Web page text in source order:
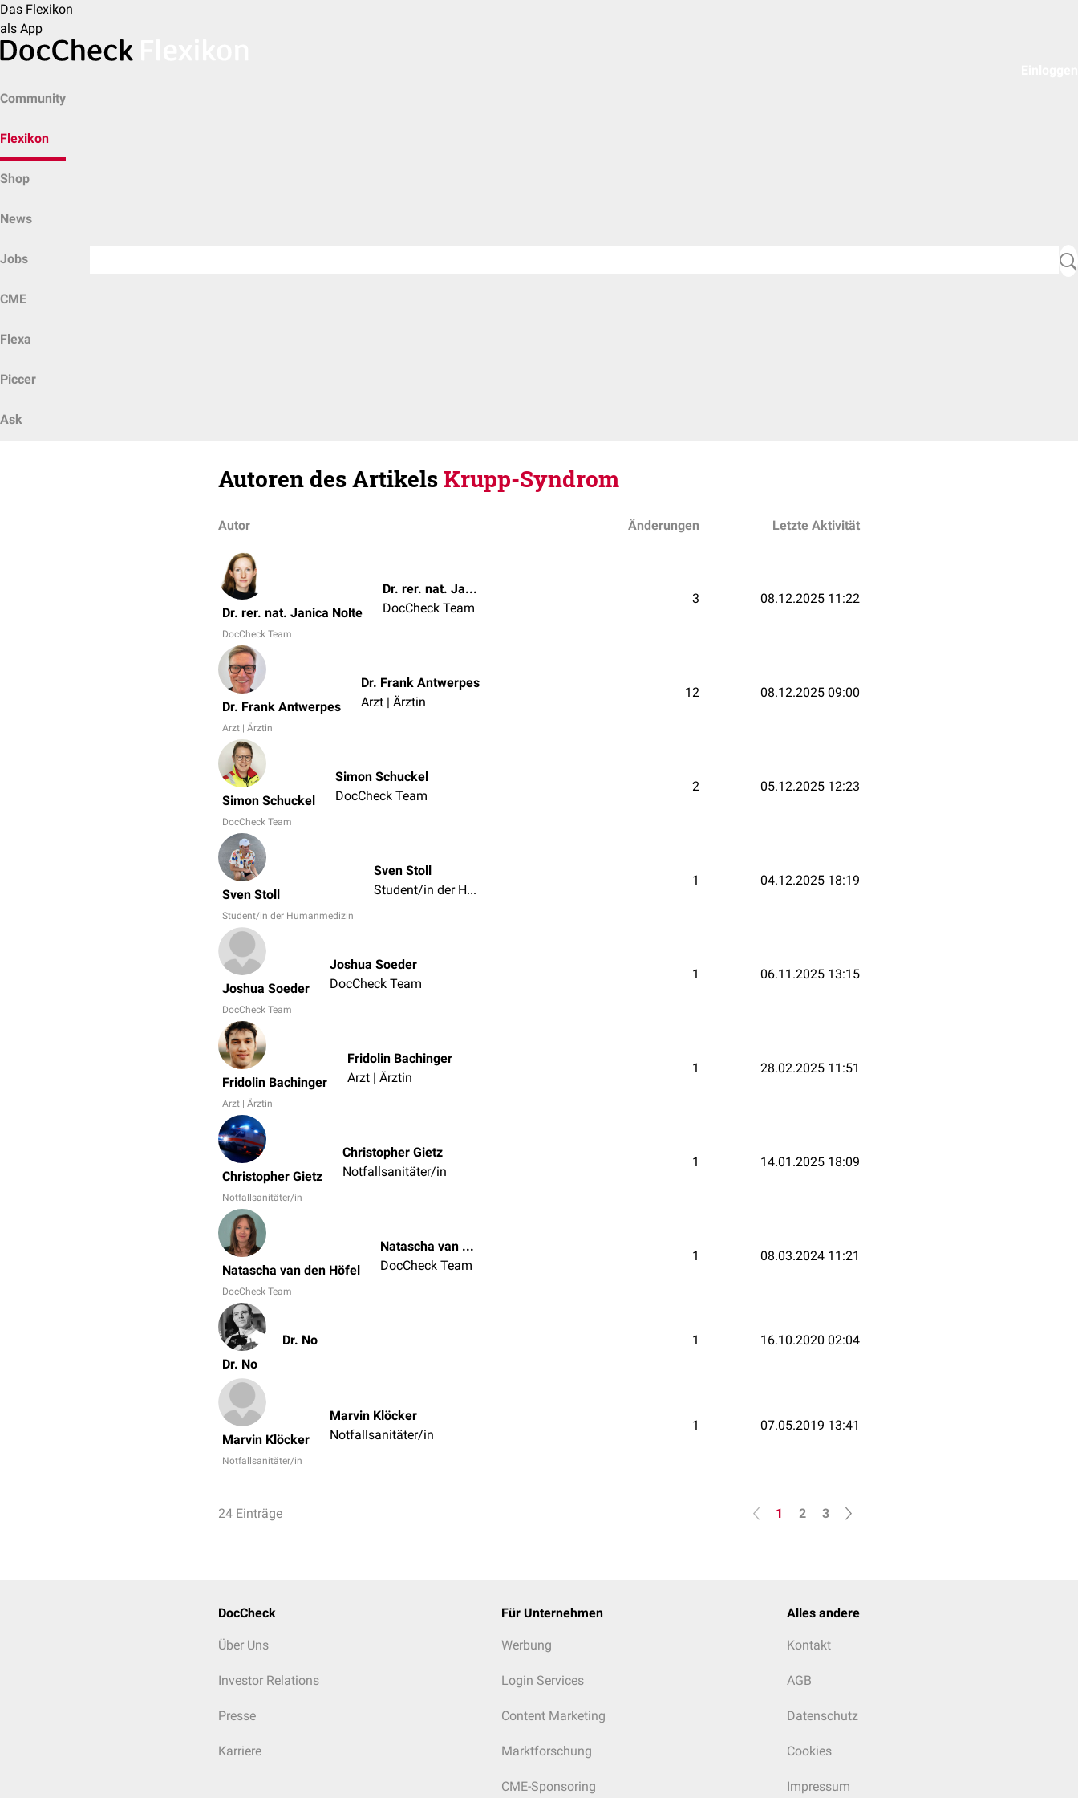
Das Flexikon
als App
Community
Flexikon
Shop
News
Jobs
CME
Flexa
Piccer
Ask
Autoren des ArtikelsKrupp-Syndrom
Autor Änderungen Letzte Aktivität
Dr. rer. nat. Janica Nolte
DocCheck Team
Dr. rer. nat. Janica Nolte
DocCheck Team
3 08.12.2025 11:22
Dr. Frank Antwerpes
Arzt | Ärztin
Dr. Frank Antwerpes
Arzt | Ärztin
12 08.12.2025 09:00
Simon Schuckel
DocCheck Team
Simon Schuckel
DocCheck Team
2 05.12.2025 12:23
Sven Stoll
Student/in der Humanmedizin
Sven Stoll
Student/in der Humanmedizin
1 04.12.2025 18:19
Joshua Soeder
DocCheck Team
Joshua Soeder
DocCheck Team
1 06.11.2025 13:15
Fridolin Bachinger
Arzt | Ärztin
Fridolin Bachinger
Arzt | Ärztin
1 28.02.2025 11:51
Christopher Gietz
Notfallsanitäter/in
Christopher Gietz
Notfallsanitäter/in
1 14.01.2025 18:09
Natascha van den Höfel
DocCheck Team
Natascha van den Höfel
DocCheck Team
1 08.03.2024 11:21
Dr. No
Dr. No 1 16.10.2020 02:04
Marvin Klöcker
Notfallsanitäter/in
Marvin Klöcker
Notfallsanitäter/in
1 07.05.2019 13:41
1 2 3
24 Einträge
DocCheck
Über Uns
Investor Relations
Presse
Karriere
Für Unternehmen
Werbung
Login Services
Content Marketing
Marktforschung
CME-Sponsoring
Alles andere
Kontakt
AGB
Datenschutz
Cookies
Impressum